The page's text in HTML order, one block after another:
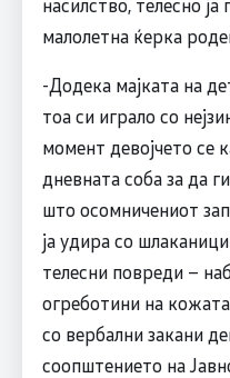
малолетна ќерка
-Додека мајката на
тоа си играло со
момент девојчето се
дневната соба за да
што осомничениот
ја удира со
телесни повреди –
огреботини на
со вербални закани
соопштението на